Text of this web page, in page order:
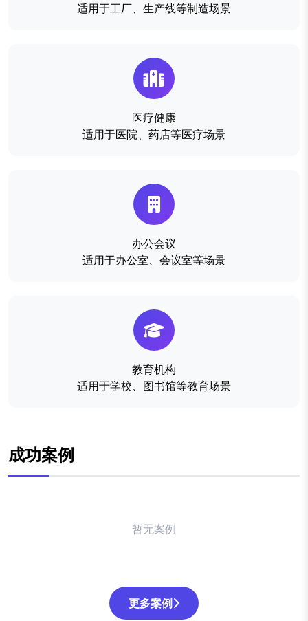
适用于工厂、生产线等制造场景
医疗健康
适用于医院、药店等医疗场景
办公会议
适用于办公室、会议室等场景
教育机构
适用于学校、图书馆等教育场景
成功案例
暂无案例
更多案例